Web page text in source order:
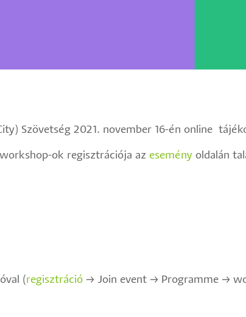
Szövetség 2021. november 16-én online
ok regisztrációja az esemény oldalán
(regisztráció → Join event → Programme →